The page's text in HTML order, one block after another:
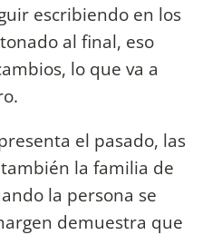
escribiendo en los
al final, eso
lo que va a
el pasado, las
la familia de
la persona se
demuestra que